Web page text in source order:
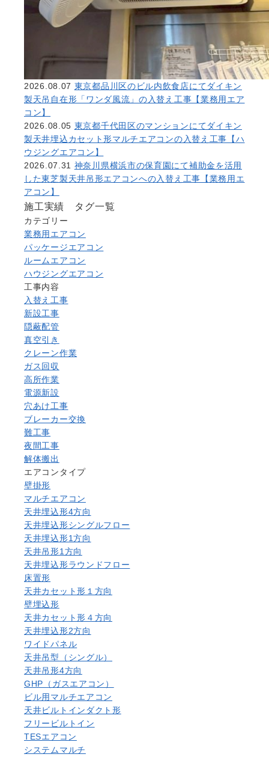
2026.08.07 東京都品川区のビル内飲食店にてダイキン
製天吊自在形「ワンダ風流」の入替え工事【業務用エア
コン】
2026.08.05 東京都千代田区のマンションにてダイキン
製天井埋込カセット形マルチエアコンの入替え工事【ハ
ウジングエアコン】
2026.07.31 神奈川県横浜市の保育園にて補助金を活用
した東芝製天井吊形エアコンへの入替え工事【業務用エ
アコン】
施工実績 タグ一覧
カテゴリー
業務用エアコン
パッケージエアコン
ルームエアコン
ハウジングエアコン
工事内容
入替え工事
新設工事
隠蔽配管
真空引き
クレーン作業
ガス回収
高所作業
電源新設
穴あけ工事
ブレーカー交換
難工事
夜間工事
解体搬出
エアコンタイプ
壁掛形
マルチエアコン
天井埋込形4方向
天井埋込形シングルフロー
天井埋込形1方向
天井吊形1方向
天井埋込形ラウンドフロー
床置形
天井カセット形１方向
壁埋込形
天井カセット形４方向
天井埋込形2方向
ワイドパネル
天井吊型（シングル）
天井吊形4方向
GHP（ガスエアコン）
ビル用マルチエアコン
天井ビルトインダクト形
フリービルトイン
TESエアコン
システムマルチ